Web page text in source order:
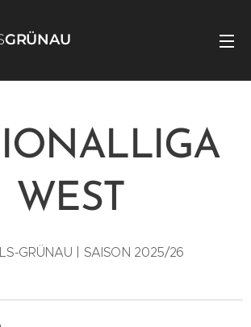
GRÜNAU
WEST
GRÜNAU | SAISON 2025/26